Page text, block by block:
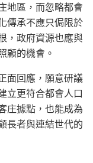
地區，而忽略都會
傳承不應只侷限於
，政府資源也應與
顧的機會。
面回應，願意研議
立更符合都會人口
庄據點，也能成為
長者與連結世代的